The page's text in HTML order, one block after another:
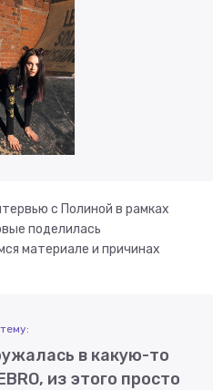
с Полиной в рамках
поделилась
материале и причинах
в какую-то
из этого просто